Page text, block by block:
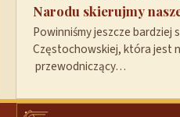
Narodu skierujmy
Powinniśmy jeszcze bardziej
Częstochowskiej, która jest
przewodniczący…